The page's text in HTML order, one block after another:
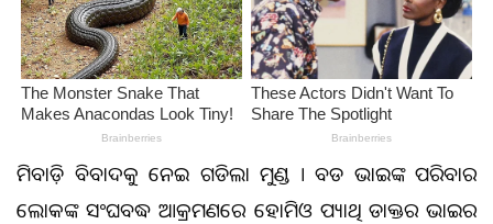
ଜମିବାଡ଼ି ବିବାଦକୁ ନେଇ ଗଡିଲା ମୁଣ୍ଡ । ବଡ ଭାଇଙ୍କ ପରିବାର
ଲୋକଙ୍କ ସଂଘବଦ୍ଧ ଆକ୍ରମଣରେ ହୋମିଓ ପ୍ୟାଥି ଡାକ୍ତର ଭାଇର